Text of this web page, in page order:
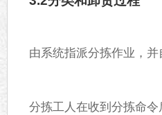
由系统指派分拣作业，
分拣工人在收到分拣命